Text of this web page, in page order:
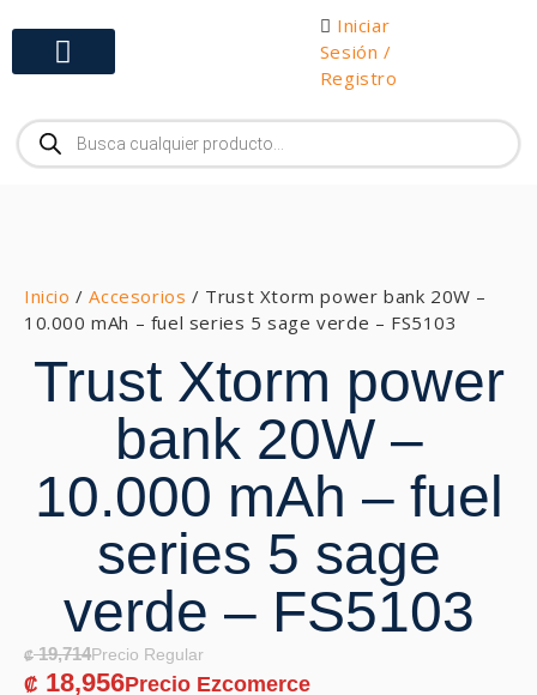
Iniciar
Sesión /
Registro
Inicio /Accesorios / Trust Xtorm power bank 20W –
10.000 mAh – fuel series 5 sage verde – FS5103
Trust Xtorm power
bank 20W –
10.000 mAh – fuel
series 5 sage
verde – FS5103
₡19,714
₡ 18,956